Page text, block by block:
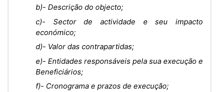
b)- Descrição do objecto;
c)- Sector de actividade e seu impacto
económico;
d)- Valor das contrapartidas;
e)- Entidades responsáveis pela sua execução e
Beneficiários;
f)- Cronograma e prazos de execução;